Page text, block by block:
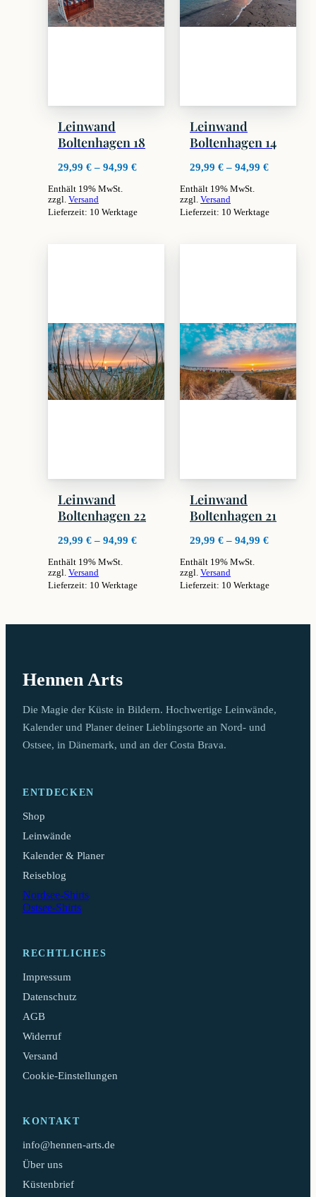
Leinwand
Boltenhagen 18
29,99 € – 94,99 €Preisspanne:
Enthält 19% MwSt.
zzgl. Versand
Lieferzeit: 10 Werktage
Optionen
können
auf
der
Produktseite
gewählt
werden
Leinwand
Boltenhagen 14
29,99 € – 94,99 €
Enthält 19% MwSt.
zzgl. Versand
Lieferzeit: 10 Werktage
Optionen
können
auf
der
Produktseite
gewählt
werden
Leinwand
Boltenhagen 22
29,99 € – 94,99 €Preisspanne:
Enthält 19% MwSt.
zzgl. Versand
Lieferzeit: 10 Werktage
Die
können
auf
der
Produktseite
Leinwand
Boltenhagen 21
29,99 € – 94,99 €
Enthält 19% MwSt.
zzgl. Versand
Lieferzeit: 10 Werktage
können
der
Produktseite
Hennen Arts
Die Magie der Küste in Bildern. Hochwertige Leinwände,
Kalender und Planer deiner Lieblingsorte an Nord- und
Ostsee, in Dänemark, und an der Costa Brava.
ENTDECKEN
Shop
Leinwände
Kalender & Planer
Reiseblog
Nordsee-Shirts
Ostsee-Shirts
RECHTLICHES
Impressum
Datenschutz
AGB
Widerruf
Versand
Cookie-Einstellungen
KONTAKT
info@hennen-arts.de
Über uns
Küstenbrief